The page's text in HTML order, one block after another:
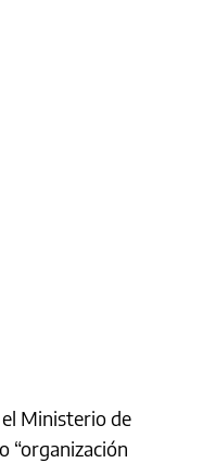
Ministerio de
“organización